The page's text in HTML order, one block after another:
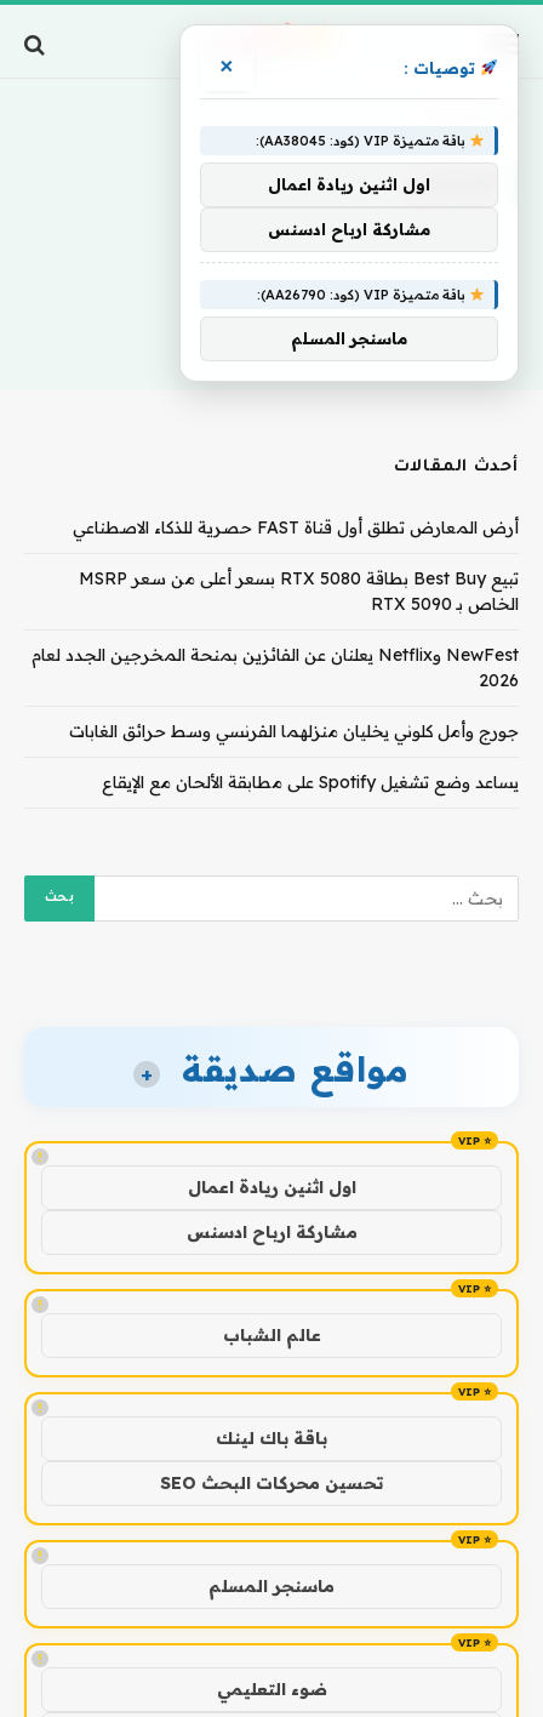
هيتاشي
أحدث المقالات
أرض المعارض تطلق أول قناة FAST حصرية للذكاء الاصطناعي
تبيع Best Buy بطاقة RTX 5080 بسعر أعلى من سعر MSRP
الخاص بـ RTX 5090
NewFest وNetflix يعلنان عن الفائزين بمنحة المخرجين الجدد لعام
2026
جورج وأمل كلوني يخليان منزلهما الفرنسي وسط حرائق الغابات
يساعد وضع تشغيل Spotify على مطابقة الألحان مع الإيقاع
مواقع صديقة +
!
اول اثنين ريادة اعمال
مشاركة ارباح ادسنس
!
عالم الشباب
!
باقة باك لينك
تحسين محركات البحث SEO
!
ماسنجر المسلم
!
ضوء التعليمي
توصيات : ×
باقة متميزة VIP (كود: AA38045):
اول اثنين ريادة اعمال
مشاركة ارباح ادسنس
باقة متميزة VIP (كود: AA26790):
ماسنجر المسلم